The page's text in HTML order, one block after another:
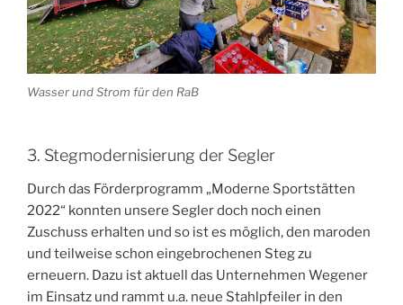
Wasser und Strom für den RaB
3. Stegmodernisierung der Segler
Durch das Förderprogramm „Moderne Sportstätten
2022“ konnten unsere Segler doch noch einen
Zuschuss erhalten und so ist es möglich, den maroden
und teilweise schon eingebrochenen Steg zu
erneuern. Dazu ist aktuell das Unternehmen Wegener
im Einsatz und rammt u.a. neue Stahlpfeiler in den